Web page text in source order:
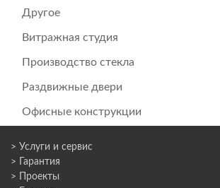
Другое
Витражная студия
Производство стекла
Раздвижные двери
Офисные конструкции
> Услуги и сервис
> Гарантия
> Проекты